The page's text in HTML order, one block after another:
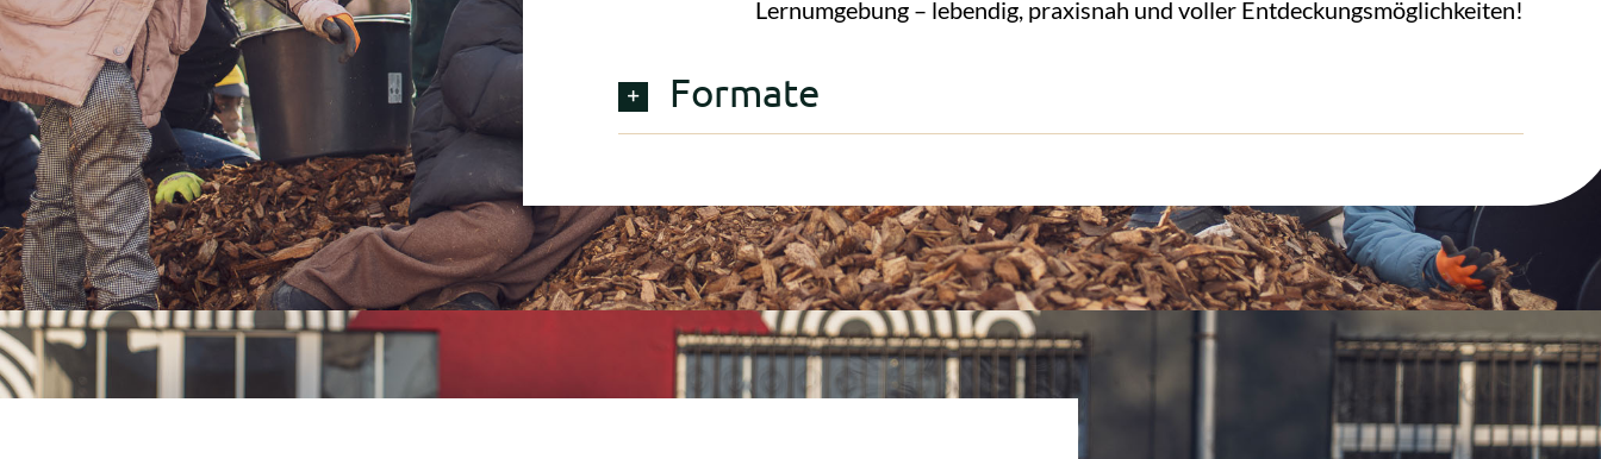
Lernumgebung – lebendig, praxisnah und voller Entdeckungsmöglichkeiten!
Formate